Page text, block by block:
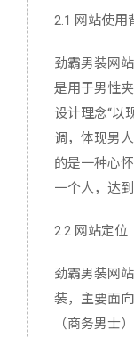
2.1 网站使用
劲霸男装网
是用于男性
设计理念“以
调，体现男
的是一种心
一个人，达
2.2 网站定位
劲霸男装网
装，主要面
（商务男士